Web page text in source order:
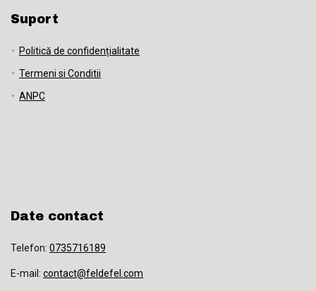
Suport
Politică de confidențialitate
Termeni si Conditii
ANPC
Date contact
Telefon: 0735716189
E-mail: contact@feldefel.com